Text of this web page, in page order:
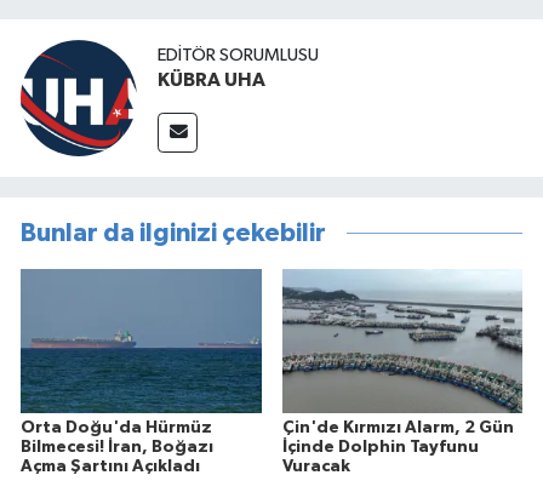
EDİTÖR SORUMLUSU
KÜBRA UHA
Bunlar da ilginizi çekebilir
Orta Doğu'da Hürmüz
Bilmecesi! İran, Boğazı
Açma Şartını Açıkladı
Çin'de Kırmızı Alarm, 2 Gün
İçinde Dolphin Tayfunu
Vuracak